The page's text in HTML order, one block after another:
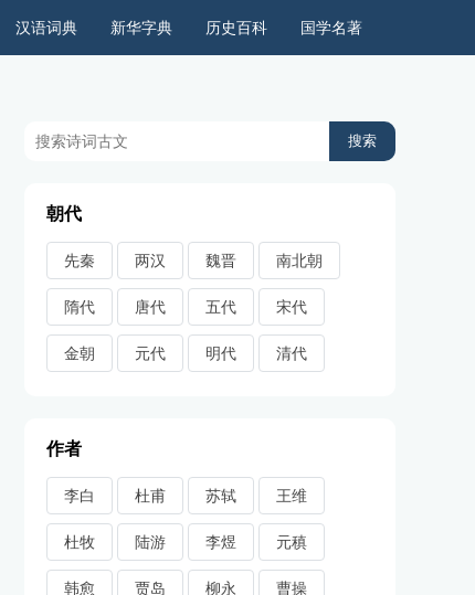
国学名著
历史百科
新华字典
汉语词典
朝代
先秦 两汉 魏晋 南北朝
隋代 唐代 五代 宋代
金朝 元代 明代 清代
作者
李白 杜甫 苏轼 王维
杜牧 陆游 李煜 元稹
韩愈 贾岛 柳永 曹操